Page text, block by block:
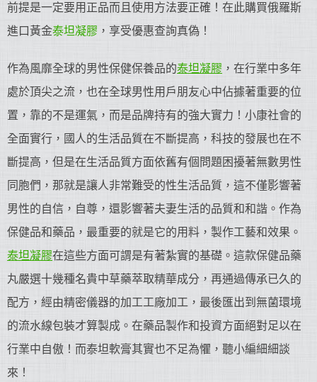
前提是一定要用正品而且使用方法要正確！在此購買俄羅斯
進口黃金泰坦凝膠 ，享受優惠查詢真偽！
作為風靡全球的男性保健保養品的泰坦凝膠 ，在行業中多年
處於頂尖之流，也在全球男性用戶朋友心中佔據著重要的位
置，靠的不是運氣，而是品牌持有的強大實力！小康社會的
全面實行，國人的生活品質在不斷提高，科技的發展也在不
斷提高，但是在生活品質方面依舊有個問題困擾著無數男性
同胞們，那就是讓人非常難受的性生活品質，這不僅影響著
男性的自信，自尊，還影響著夫妻生活的品質和和諧。作為
保健品和藥品，最重要的就是它的用料，製作工藝和效果。
泰坦凝膠在這些方面可謂是有著紮實的基礎。這款保健品藥
丸嚴選十幾種名貴中草藥萃取精華成分，再通過傳承已久的
配方，經由精密儀器的加工工廠加工，最後匯出到無菌環境
的流水線包裝才算製成。在藥品製作和投資方面絕對足以在
行業中自傲！而泰坦軟膏其實也不足為懼，聽小編細細談
來！